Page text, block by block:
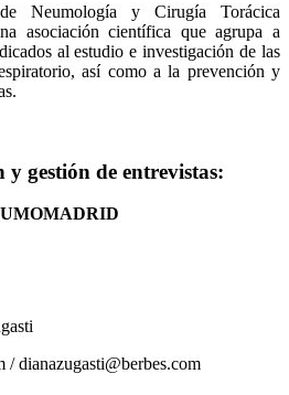
Neumología y Cirugía Torácica
asociación científica que agrupa a
al estudio e investigación de las
así como a la prevención y
gestión de entrevistas:
/ dianazugasti@berbes.com